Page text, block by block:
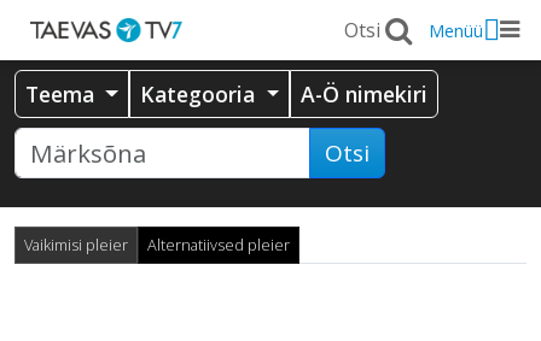
Menüü
Teema Kategooria A-Ö nimekiri
Otsi
Vaikimisi pleier Alternatiivsed pleier